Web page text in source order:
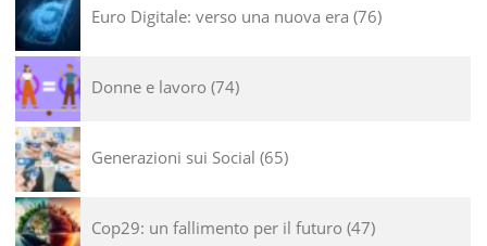
Euro Digitale: verso una nuova era 76
Donne e lavoro 74
Generazioni sui Social 65
Cop29: un fallimento per il futuro 47